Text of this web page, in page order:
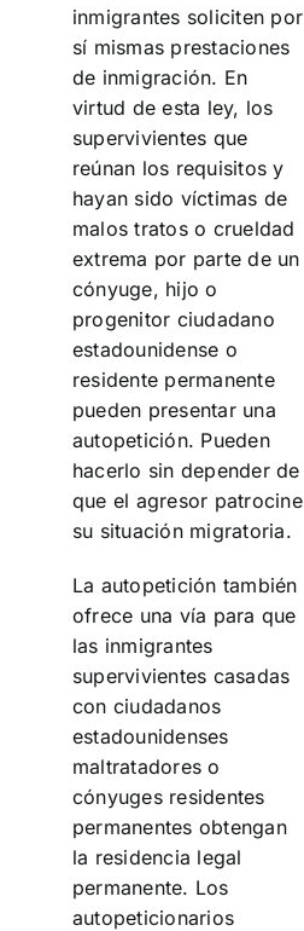
inmigrantes soliciten por
sí mismas prestaciones
de inmigración. En
virtud de esta ley, los
supervivientes que
reúnan los requisitos y
hayan sido víctimas de
malos tratos o crueldad
extrema por parte de un
cónyuge, hijo o
progenitor ciudadano
estadounidense o
residente permanente
pueden presentar una
autopetición. Pueden
hacerlo sin depender de
que el agresor patrocine
su situación migratoria.
La autopetición también
ofrece una vía para que
las inmigrantes
supervivientes casadas
con ciudadanos
estadounidenses
maltratadores o
cónyuges residentes
permanentes obtengan
la residencia legal
permanente. Los
autopeticionarios